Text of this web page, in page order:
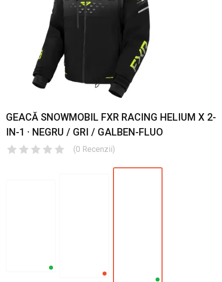
GEACĂ SNOWMOBIL FXR RACING HELIUM X 2-
IN-1 · NEGRU / GRI / GALBEN-FLUO
(0 Recenzii)